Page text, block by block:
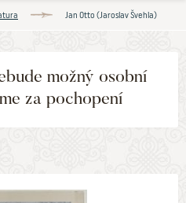
Jan Otto (Jaroslav Švehla)
možný osobní
za pochopení